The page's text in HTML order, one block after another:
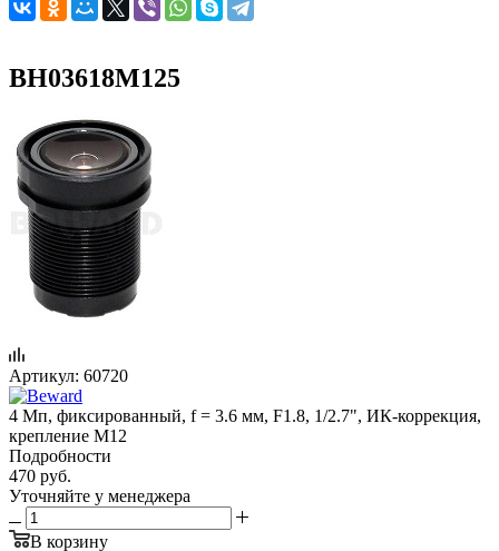
BH03618M125
Артикул: 60720
4 Мп, фиксированный, f = 3.6 мм, F1.8, 1/2.7", ИК-коррекция,
крепление M12
Подробности
470 руб.
Уточняйте у менеджера
В корзину